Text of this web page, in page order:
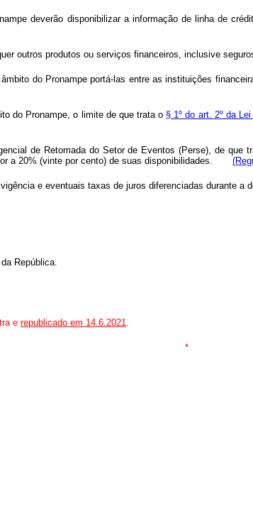
deverão disponibilizar a informação de linha de
outros produtos ou serviços financeiros, inclusive
do Pronampe portá-las entre as instituições
do Pronampe, o limite de que trata o § 1º do art. 2º da
de Retomada do Setor de Eventos (Perse), de que
a 20% (vinte por cento) de suas disponibilidades.
e eventuais taxas de juros diferenciadas durante a
República.
e republicado em 14.6.2021.
*